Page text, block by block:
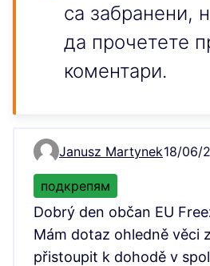
са забранени,
да прочетете
коментари.
Коментар 13036
Janusz Martynek18/06/
подкрепям
Dobrý den občan EU
Mám dotaz ohledně věci
přistoupit k dohodě v